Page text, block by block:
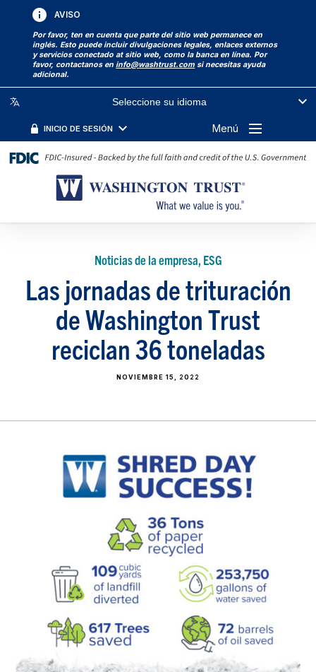
AVISO
Por favor, ten en cuenta que parte del sitio web permanece en
inglés. Esto puede incluir divulgaciones legales, enlaces externos
y servicios conectado at sitio web, como la banca en línea. Por
favor, contactanos eninfo@washtrust.com si necesitas ayuda
adicional.
Seleccione su idioma
INICIO DE SESIÓN Menú
Noticias de la empresa, ESG
Las jornadas de trituración
de Washington Trust
reciclan 36 toneladas
NOVIEMBRE 15, 2022